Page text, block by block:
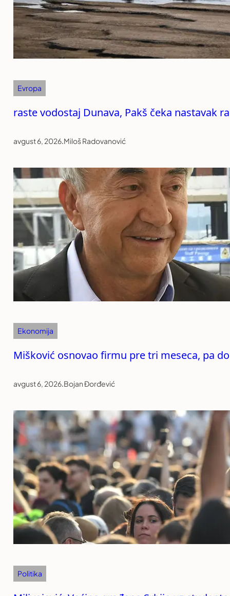
Evropa
raste vodostaj Dunava, Pakš čeka nastavak
avgust 6, 2026.Miloš Radovanović
Ekonomija
Mišković osnovao firmu pre tri meseca, pa
avgust 6, 2026.Bojan Đorđević
Politika